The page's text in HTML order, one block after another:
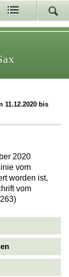
11.12.2020 bis
2020
vom
worden ist,
vom